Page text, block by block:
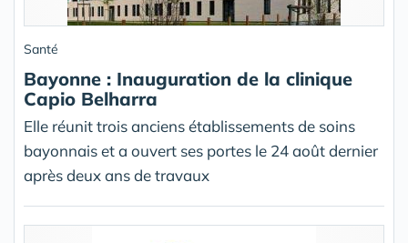
Santé
Bayonne : Inauguration de la clinique
Capio Belharra
Elle réunit trois anciens établissements de soins
bayonnais et a ouvert ses portes le 24 août dernier
après deux ans de travaux